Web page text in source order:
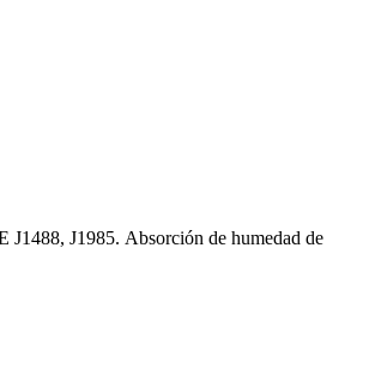
J1488, J1985. Absorción de humedad de